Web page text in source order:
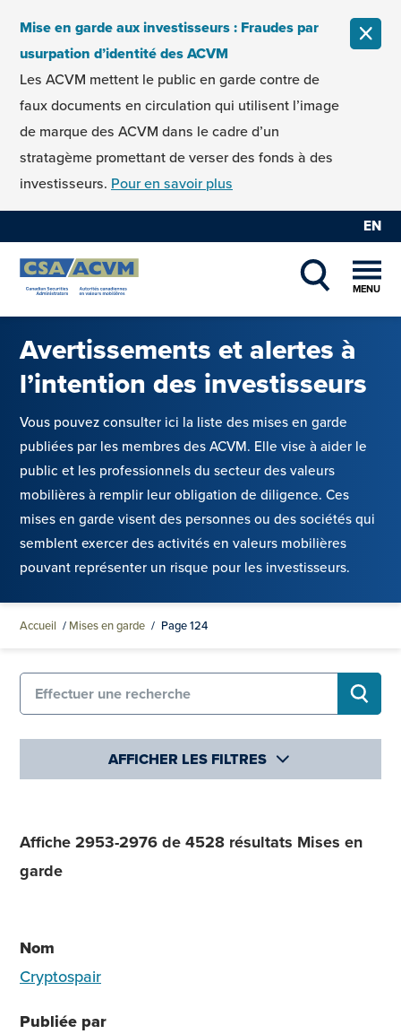
Mise en garde aux investisseurs : Fraudes par
usurpation d’identité des ACVM
Les ACVM mettent le public en garde contre de
faux documents en circulation qui utilisent l’image
de marque des ACVM dans le cadre d’un
stratagème promettant de verser des fonds à des
investisseurs. Pour en savoir plus
EN
SHOW
MENU
Avertissements et alertes à
l’intention des investisseurs
Vous pouvez consulter ici la liste des mises en garde
publiées par les membres des ACVM. Elle vise à aider le
public et les professionnels du secteur des valeurs
mobilières à remplir leur obligation de diligence. Ces
mises en garde visent des personnes ou des sociétés qui
semblent exercer des activités en valeurs mobilières
pouvant représenter un risque pour les investisseurs.
Accueil / Mises en garde / Page 124
Recherche de Mises en garde
AFFICHER LES FILTRES
Affiche 2953-2976 de 4528 résultats Mises en
garde
Cryptospair